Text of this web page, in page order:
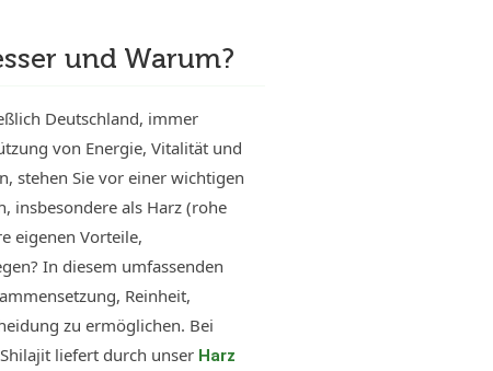
und Warum?
Deutschland, immer
von Energie, Vitalität und
stehen Sie vor einer wichtigen
insbesondere als Harz (rohe
eigenen Vorteile,
In diesem umfassenden
Reinheit,
zu ermöglichen. Bei
liefert durch unser Harz